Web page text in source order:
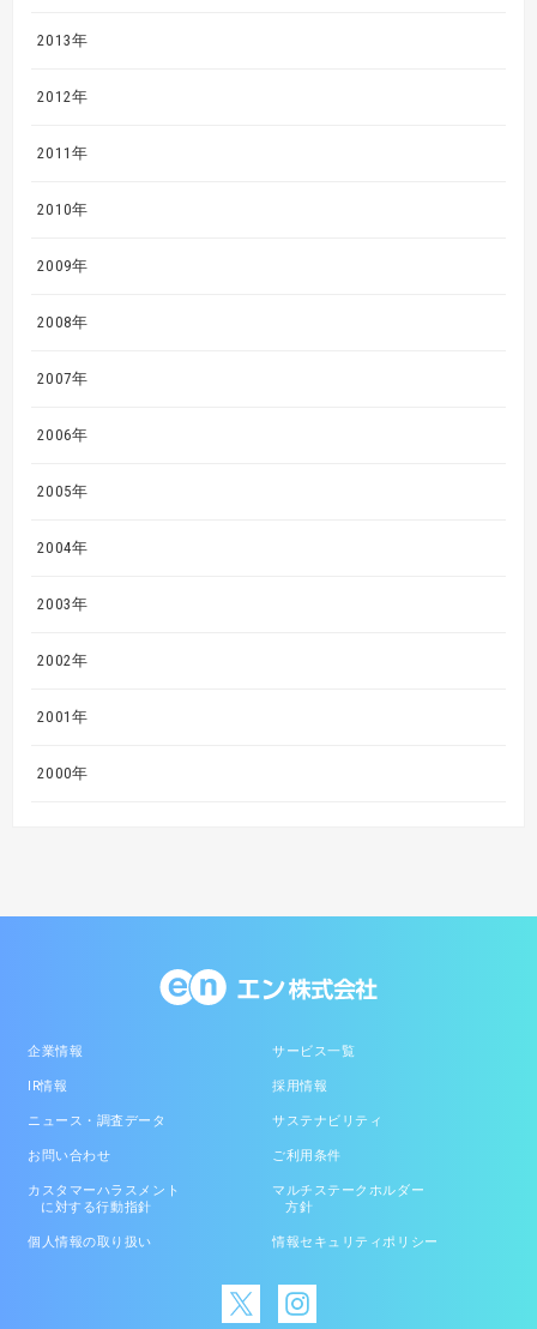
2013年
2012年
2011年
2010年
2009年
2008年
2007年
2006年
2005年
2004年
2003年
2002年
2001年
2000年
企業情報 サービス一覧
IR情報 採用情報
ニュース・調査データ サステナビリティ
お問い合わせ ご利用条件
カスタマーハラスメント
に対する行動指針
マルチステークホルダー
方針
個人情報の取り扱い 情報セキュリティポリシー